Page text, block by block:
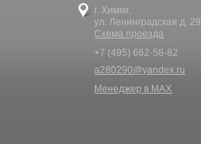
г. Химки,
ул. Ленинградская д. 29
Схема проезда
+7 (495) 662-58-82
a280290@yandex.ru
Менеджер в MAX